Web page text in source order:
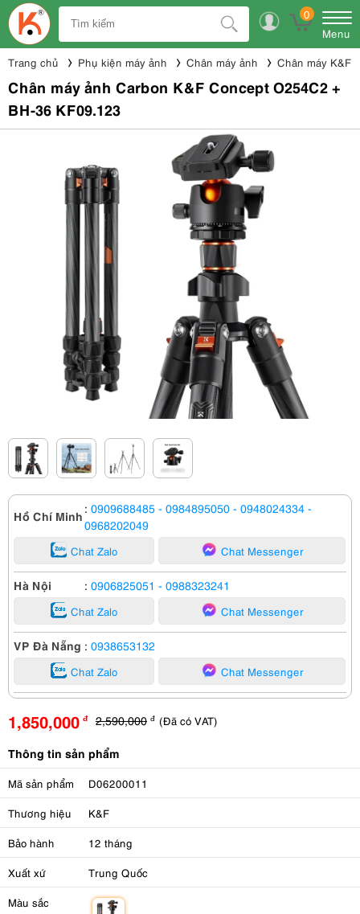
0
Menu
Trang chủ Phụ kiện máy ảnh Chân máy ảnh Chân máy K&F
Chân máy ảnh Carbon K&F Concept O254C2 +
BH-36 KF09.123
Hồ Chí Minh : 0909688485 - 0984895050 - 0948024334 -
0968202049
Chat Zalo Chat Messenger
Hà Nội : 0906825051 - 0988323241
Chat Zalo Chat Messenger
VP Đà Nẵng : 0938653132
Chat Zalo Chat Messenger
1,850,000 đ 2,590,000 đ (Đã có VAT)
Thông tin sản phẩm
Mã sản phẩm D06200011
Thương hiệu K&F
Bảo hành 12 tháng
Xuất xứ Trung Quốc
Màu sắc